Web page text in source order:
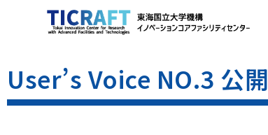
User’s Voice NO.3 公開